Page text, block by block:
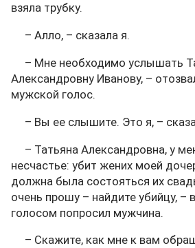
взяла трубку.
– Алло, – сказала я.
– Мне необходимо услышать
Александровну Иванову, –
мужской голос.
– Вы ее слышите. Это я, –
– Татьяна Александровна, у
несчастье: убит жених моей
должна была состояться их
очень прошу – найдите убийцу, –
голосом попросил мужчина.
– Скажите, как мне к вам